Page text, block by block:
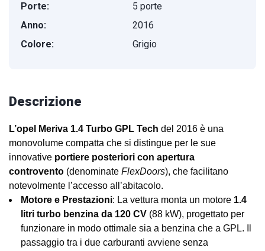
Porte:
5 porte
Anno:
2016
Colore:
Grigio
Descrizione
L’opel Meriva 1.4 Turbo GPL Tech del 2016 è una
monovolume compatta che si distingue per le sue
innovative portiere posteriori con apertura
controvento (denominate FlexDoors), che facilitano
notevolmente l’accesso all’abitacolo.
Motore e Prestazioni: La vettura monta un motore 1.4
litri turbo benzina da 120 CV (88 kW), progettato per
funzionare in modo ottimale sia a benzina che a GPL. Il
passaggio tra i due carburanti avviene senza